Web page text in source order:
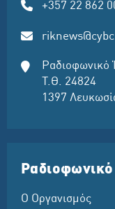
+357 22 862
Ραδιοφωνικό
Τ.Θ. 24824
1397
Ο Οργανισμός